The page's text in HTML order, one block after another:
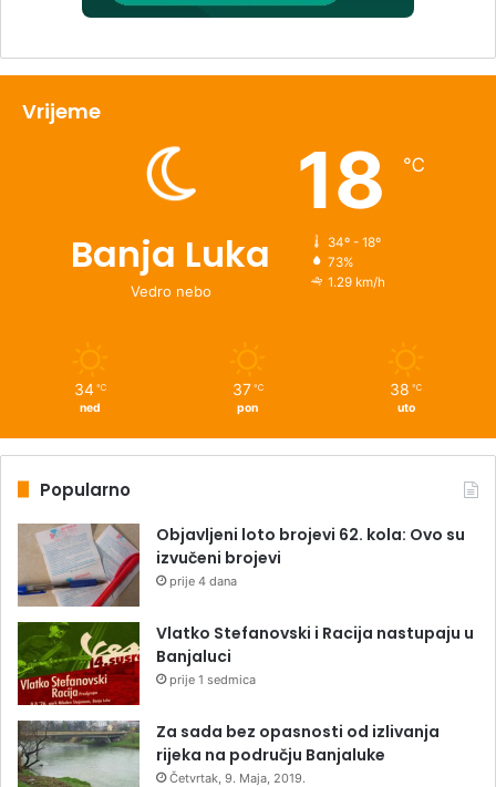
Vrijeme
Banja Luka
Vedro nebo
18 ℃
34º - 18º
73%
1.29 km/h
34 ℃
ned
37 ℃
pon
38 ℃
uto
Popularno
Objavljeni loto brojevi 62. kola: Ovo su
izvučeni brojevi
prije 4 dana
Vlatko Stefanovski i Racija nastupaju u
Banjaluci
prije 1 sedmica
Za sada bez opasnosti od izlivanja
rijeka na području Banjaluke
Četvrtak, 9. Maja, 2019.